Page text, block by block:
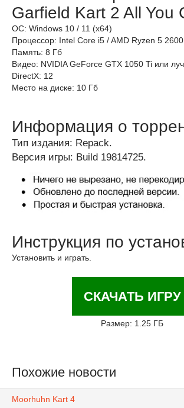
Garfield Kart 2 All You
ОС: Windows 10 / 11 (x64)
Процессор: Intel Core i5 / AMD Ryzen 5
Память: 8 Гб
Видео: NVIDIA GeForce GTX 1050 Ti или
DirectX: 12
Место на диске: 10 Гб
Информация о
Тип издания: Repack.
Версия игры: Build 19814725.
Инструкция по
Установить и играть.
СКАЧАТЬ ИГРУ
Размер: 1.25 ГБ
Похожие новости
Moorhuhn Kart 4